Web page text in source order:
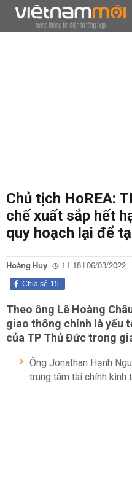
Chủ tịch HoREA:
chế xuất sắp hết
quy hoạch lại để
Hoàng Huy 11:18 | 06/03/2022
15
Chia sẻ
Theo ông Lê Hoàng
giao thông chính là yếu
của TP Thủ Đức trong
Ông Jonathan Hạnh
trung tâm tài chính kinh